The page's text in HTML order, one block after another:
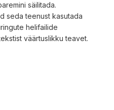
säilitada.
seda teenust kasutada
helifailide
väärtuslikku teavet.